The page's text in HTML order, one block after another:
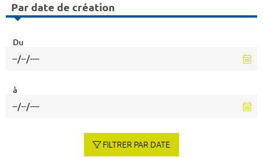
Par date de création
Du
à
FILTRER PAR DATE